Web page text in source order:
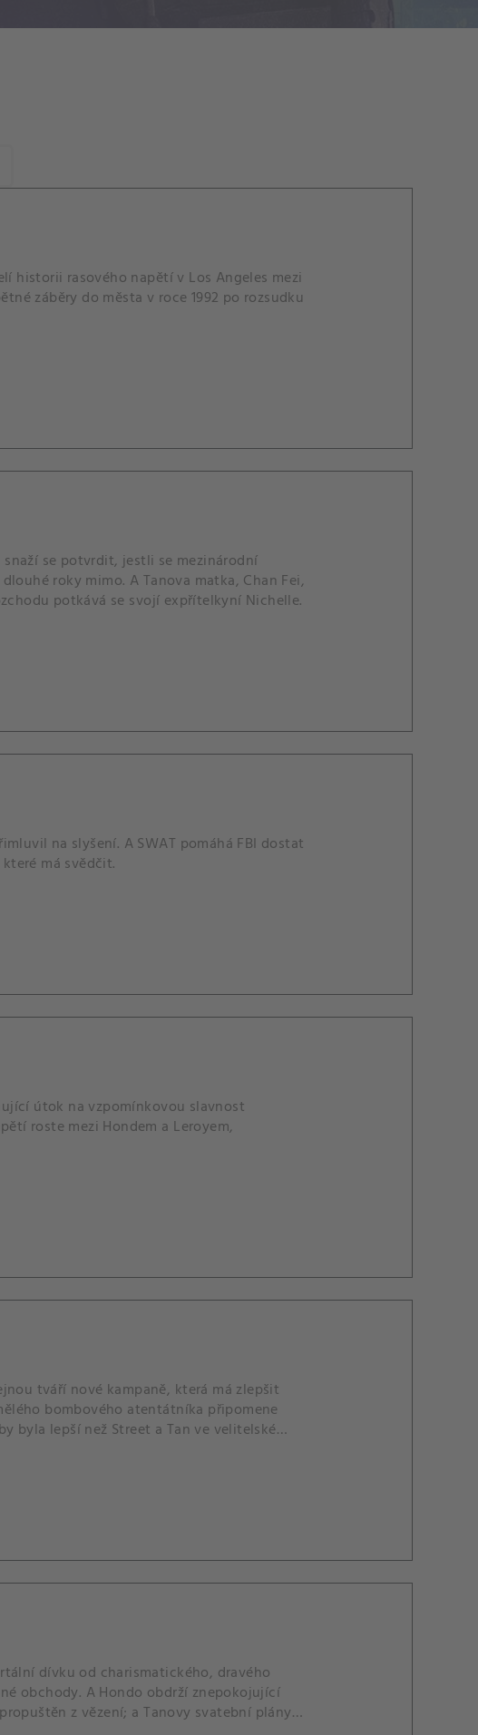
historii rasového napětí v Los Angeles mezi
záběry do města v roce 1992 po rozsudku
se potvrdit, jestli se mezinárodní
roky mimo. A Tanova matka, Chan Fei,
potkává se svojí expřítelkyní Nichelle.
na slyšení. A SWAT pomáhá FBI dostat
má svědčit.
útok na vzpomínkovou slavnost
roste mezi Hondem a Leroyem,
tváří nové kampaně, která má zlepšit
bombového atentátníka připomene
byla lepší než Street a Tan ve velitelské
dívku od charismatického, dravého
obchody. A Hondo obdrží znepokojující
z vězení; a Tanovy svatební plány